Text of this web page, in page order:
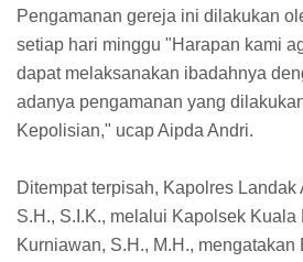
Pengamanan gereja ini dilakukan
setiap hari minggu "Harapan kami
dapat melaksanakan ibadahnya
adanya pengamanan yang
Kepolisian," ucap Aipda Andri.
Ditempat terpisah, Kapolres Landak
S.H., S.I.K., melalui Kapolsek Kuala
Kurniawan, S.H., M.H., mengatakan